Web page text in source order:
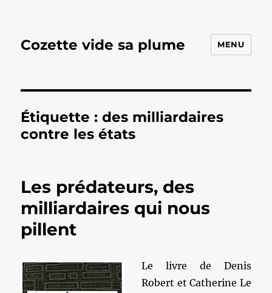
Cozette vide sa plume MENU
Étiquette :des milliardaires
contre les états
Les prédateurs, des
milliardaires qui nous
pillent
Le livre de Denis
Robert et Catherine Le